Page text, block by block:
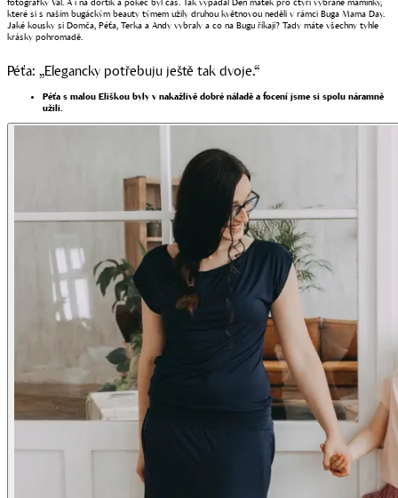
které si s naším bugáckým beauty týmem užily druhou květnovou neděli v rámci Buga Mama Day.
Jaké kousky si Domča, Péťa, Terka a Andy vybraly a co na Bugu říkají? Tady máte všechny tyhle
krásky pohromadě.
Péťa: „Elegancky potřebuju ještě tak dvoje.“
Péťa s malou Eliškou byly v nakažlivě dobré náladě a focení jsme si spolu náramně
užili.